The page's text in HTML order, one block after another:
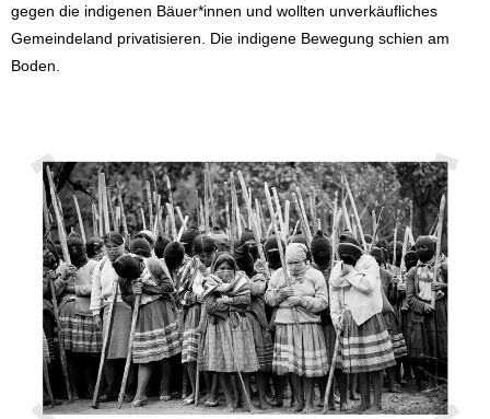
gegen die indigenen Bäuer*innen und wollten unverkäufliches
Gemeindeland privatisieren. Die indigene Bewegung schien am
Boden.